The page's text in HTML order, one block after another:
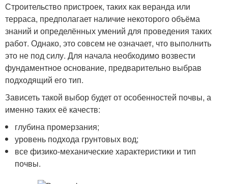
Строительство пристроек, таких как веранда или
терраса, предполагает наличие некоторого объёма
знаний и определённых умений для проведения таких
работ. Однако, это совсем не означает, что выполнить
это не под силу. Для начала необходимо возвести
фундаментное основание, предварительно выбрав
подходящий его тип.
Зависеть такой выбор будет от особенностей почвы, а
именно таких её качеств:
глубина промерзания;
уровень подхода грунтовых вод;
все физико-механические характеристики и тип
почвы.